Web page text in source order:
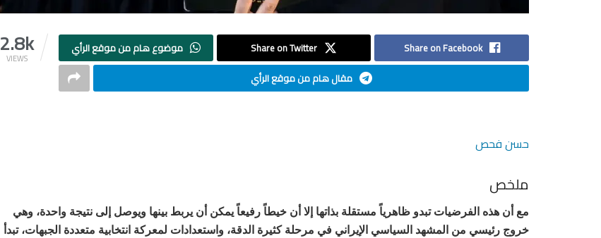
2.8k
VIEWS
Share on Facebook
Share on Twitter
موضوع هام من موقع الرأي
مقال هام من موقع الرأي
حسن فحص
ملخص
مع أن هذه الفرضيات تبدو ظاهرياً مستقلة بذاتها إلا أن خيطاً رفيعاً يمكن أن يربط بينها ويوصل إلى نتيجة واحدة، وهي
خروج رئيسي من المشهد السياسي الإيراني في مرحلة كثيرة الدقة، واستعدادات لمعركة انتخابية متعددة الجبهات، تبدأ